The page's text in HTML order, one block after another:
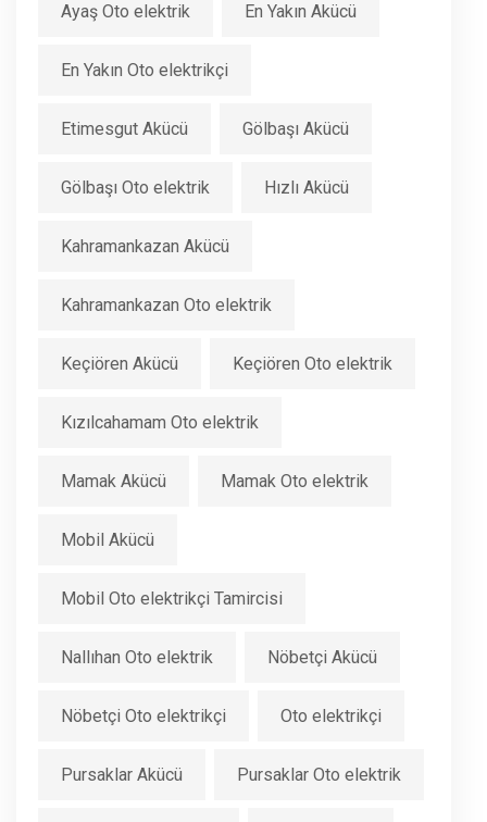
Ayaş Oto elektrik En Yakın Akücü
En Yakın Oto elektrikçi
Etimesgut Akücü Gölbaşı Akücü
Gölbaşı Oto elektrik Hızlı Akücü
Kahramankazan Akücü
Kahramankazan Oto elektrik
Keçiören Akücü Keçiören Oto elektrik
Kızılcahamam Oto elektrik
Mamak Akücü Mamak Oto elektrik
Mobil Akücü
Mobil Oto elektrikçi Tamircisi
Nallıhan Oto elektrik Nöbetçi Akücü
Nöbetçi Oto elektrikçi Oto elektrikçi
Pursaklar Akücü Pursaklar Oto elektrik